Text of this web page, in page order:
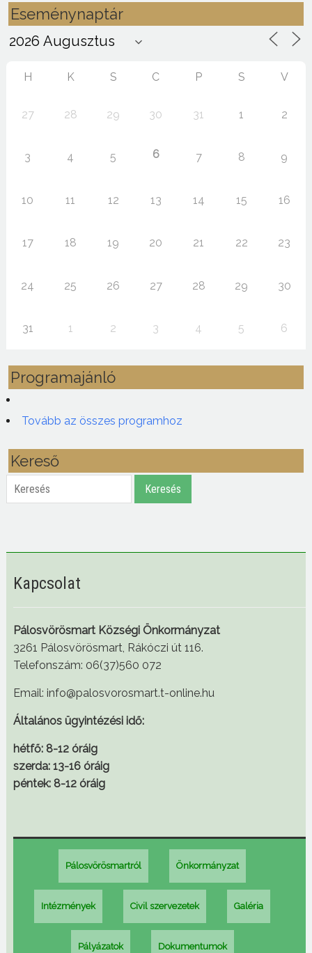
Eseménynaptár
H K S C P S V
27 28 29 30 31 1 2
3 4 5 6 7 8 9
10 11 12 13 14 15 16
17 18 19 20 21 22 23
24 25 26 27 28 29 30
31 1 2 3 4 5 6
Programajánló
Tovább az összes programhoz
Kereső
Keresés Keresés
Kapcsolat
Pálosvörösmart Községi Önkormányzat
3261 Pálosvörösmart, Rákóczi út 116.
Telefonszám: 06(37)560 072
Email: info@palosvorosmart.t-online.hu
Általános ügyintézési idő:
hétfő: 8-12 óráig
szerda: 13-16 óráig
péntek: 8-12 óráig
Pálosvörösmartról Önkormányzat
Intézmények Civil szervezetek Galéria
Pályázatok Dokumentumok